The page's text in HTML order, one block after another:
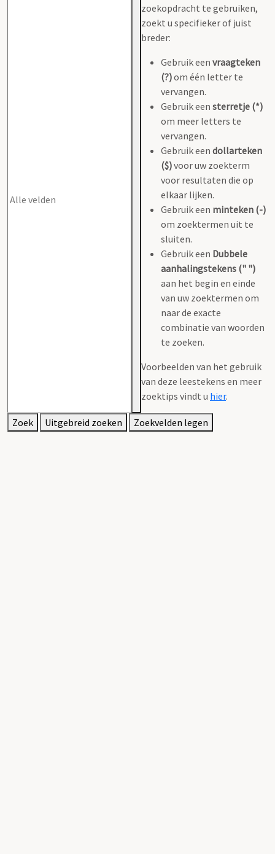
zoekopdracht te gebruiken,
zoekt u specifieker of juist
breder:
Gebruik een vraagteken
(?)om één letter te
vervangen.
Gebruik een sterretje (*)
om meer letters te
vervangen.
Gebruik een dollarteken
($)voor uw zoekterm
voor resultaten die op
elkaar lijken.
Gebruik een minteken (-)
om zoektermen uit te
sluiten.
Gebruik een Dubbele
aanhalingstekens (" ")
aan het begin en einde
van uw zoektermen om
naar de exacte
combinatie van woorden
te zoeken.
Voorbeelden van het gebruik
van deze leestekens en meer
zoektips vindt u hier.
Zoek Uitgebreid zoeken Zoekvelden legen